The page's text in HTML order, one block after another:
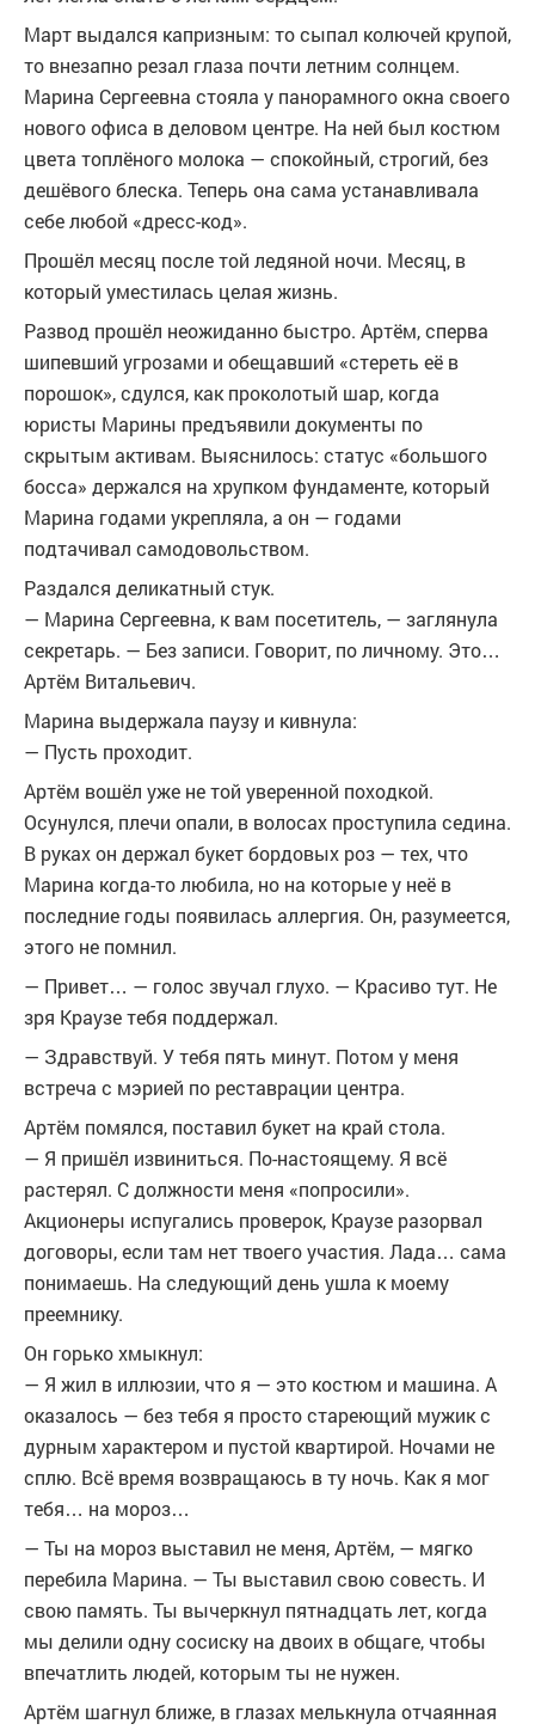
Март выдался капризным: то сыпал колючей крупой,
то внезапно резал глаза почти летним солнцем.
Марина Сергеевна стояла у панорамного окна своего
нового офиса в деловом центре. На ней был костюм
цвета топлёного молока — спокойный, строгий, без
дешёвого блеска. Теперь она сама устанавливала
себе любой «дресс-код».
Прошёл месяц после той ледяной ночи. Месяц, в
который уместилась целая жизнь.
Развод прошёл неожиданно быстро. Артём, сперва
шипевший угрозами и обещавший «стереть её в
порошок», сдулся, как проколотый шар, когда
юристы Марины предъявили документы по
скрытым активам. Выяснилось: статус «большого
босса» держался на хрупком фундаменте, который
Марина годами укрепляла, а он — годами
подтачивал самодовольством.
Раздался деликатный стук.
— Марина Сергеевна, к вам посетитель, — заглянула
секретарь. — Без записи. Говорит, по личному. Это…
Артём Витальевич.
Марина выдержала паузу и кивнула:
— Пусть проходит.
Артём вошёл уже не той уверенной походкой.
Осунулся, плечи опали, в волосах проступила седина.
В руках он держал букет бордовых роз — тех, что
Марина когда-то любила, но на которые у неё в
последние годы появилась аллергия. Он, разумеется,
этого не помнил.
— Привет… — голос звучал глухо. — Красиво тут. Не
зря Краузе тебя поддержал.
— Здравствуй. У тебя пять минут. Потом у меня
встреча с мэрией по реставрации центра.
Артём помялся, поставил букет на край стола.
— Я пришёл извиниться. По-настоящему. Я всё
растерял. С должности меня «попросили».
Акционеры испугались проверок, Краузе разорвал
договоры, если там нет твоего участия. Лада… сама
понимаешь. На следующий день ушла к моему
преемнику.
Он горько хмыкнул:
— Я жил в иллюзии, что я — это костюм и машина. А
оказалось — без тебя я просто стареющий мужик с
дурным характером и пустой квартирой. Ночами не
сплю. Всё время возвращаюсь в ту ночь. Как я мог
тебя… на мороз…
— Ты на мороз выставил не меня, Артём, — мягко
перебила Марина. — Ты выставил свою совесть. И
свою память. Ты вычеркнул пятнадцать лет, когда
мы делили одну сосиску на двоих в общаге, чтобы
впечатлить людей, которым ты не нужен.
Артём шагнул ближе, в глазах мелькнула отчаянная